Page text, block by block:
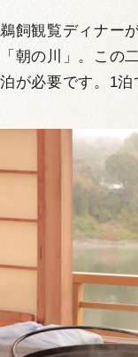
鵜飼観覧ディナー
「朝の川」。この
泊が必要です。1泊